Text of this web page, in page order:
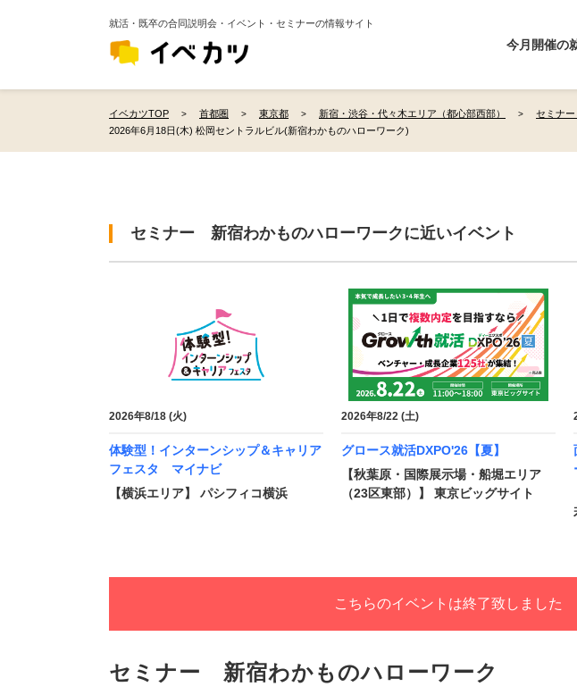
就活・既卒の合同説明会・イベント・セミナーの情報サイト
今月開催の
イベカツTOP 首都圏 東京都 新宿・渋谷・代々木エリア（都心部西部）
セミナ
2026年6月18日(木) 松岡セントラルビル(新宿わかものハローワーク)
セミナー 新宿わかものハローワークに近いイベント
2026年8/18 (火)
体験型！インターンシップ＆キャリア
フェスタ マイナビ
【横浜エリア】 パシフィコ横浜
2026年8/22 (土)
グロース就活DXPO'26【夏】
【秋葉原・国際展示場・船堀エリア
（23区東部）】 東京ビッグサイト
こちらのイベントは終了致しました
セミナー 新宿わかものハローワーク